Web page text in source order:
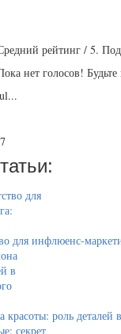
рейтинг / 5.
нет голосов!
для инфлюенс-
красоты: роль